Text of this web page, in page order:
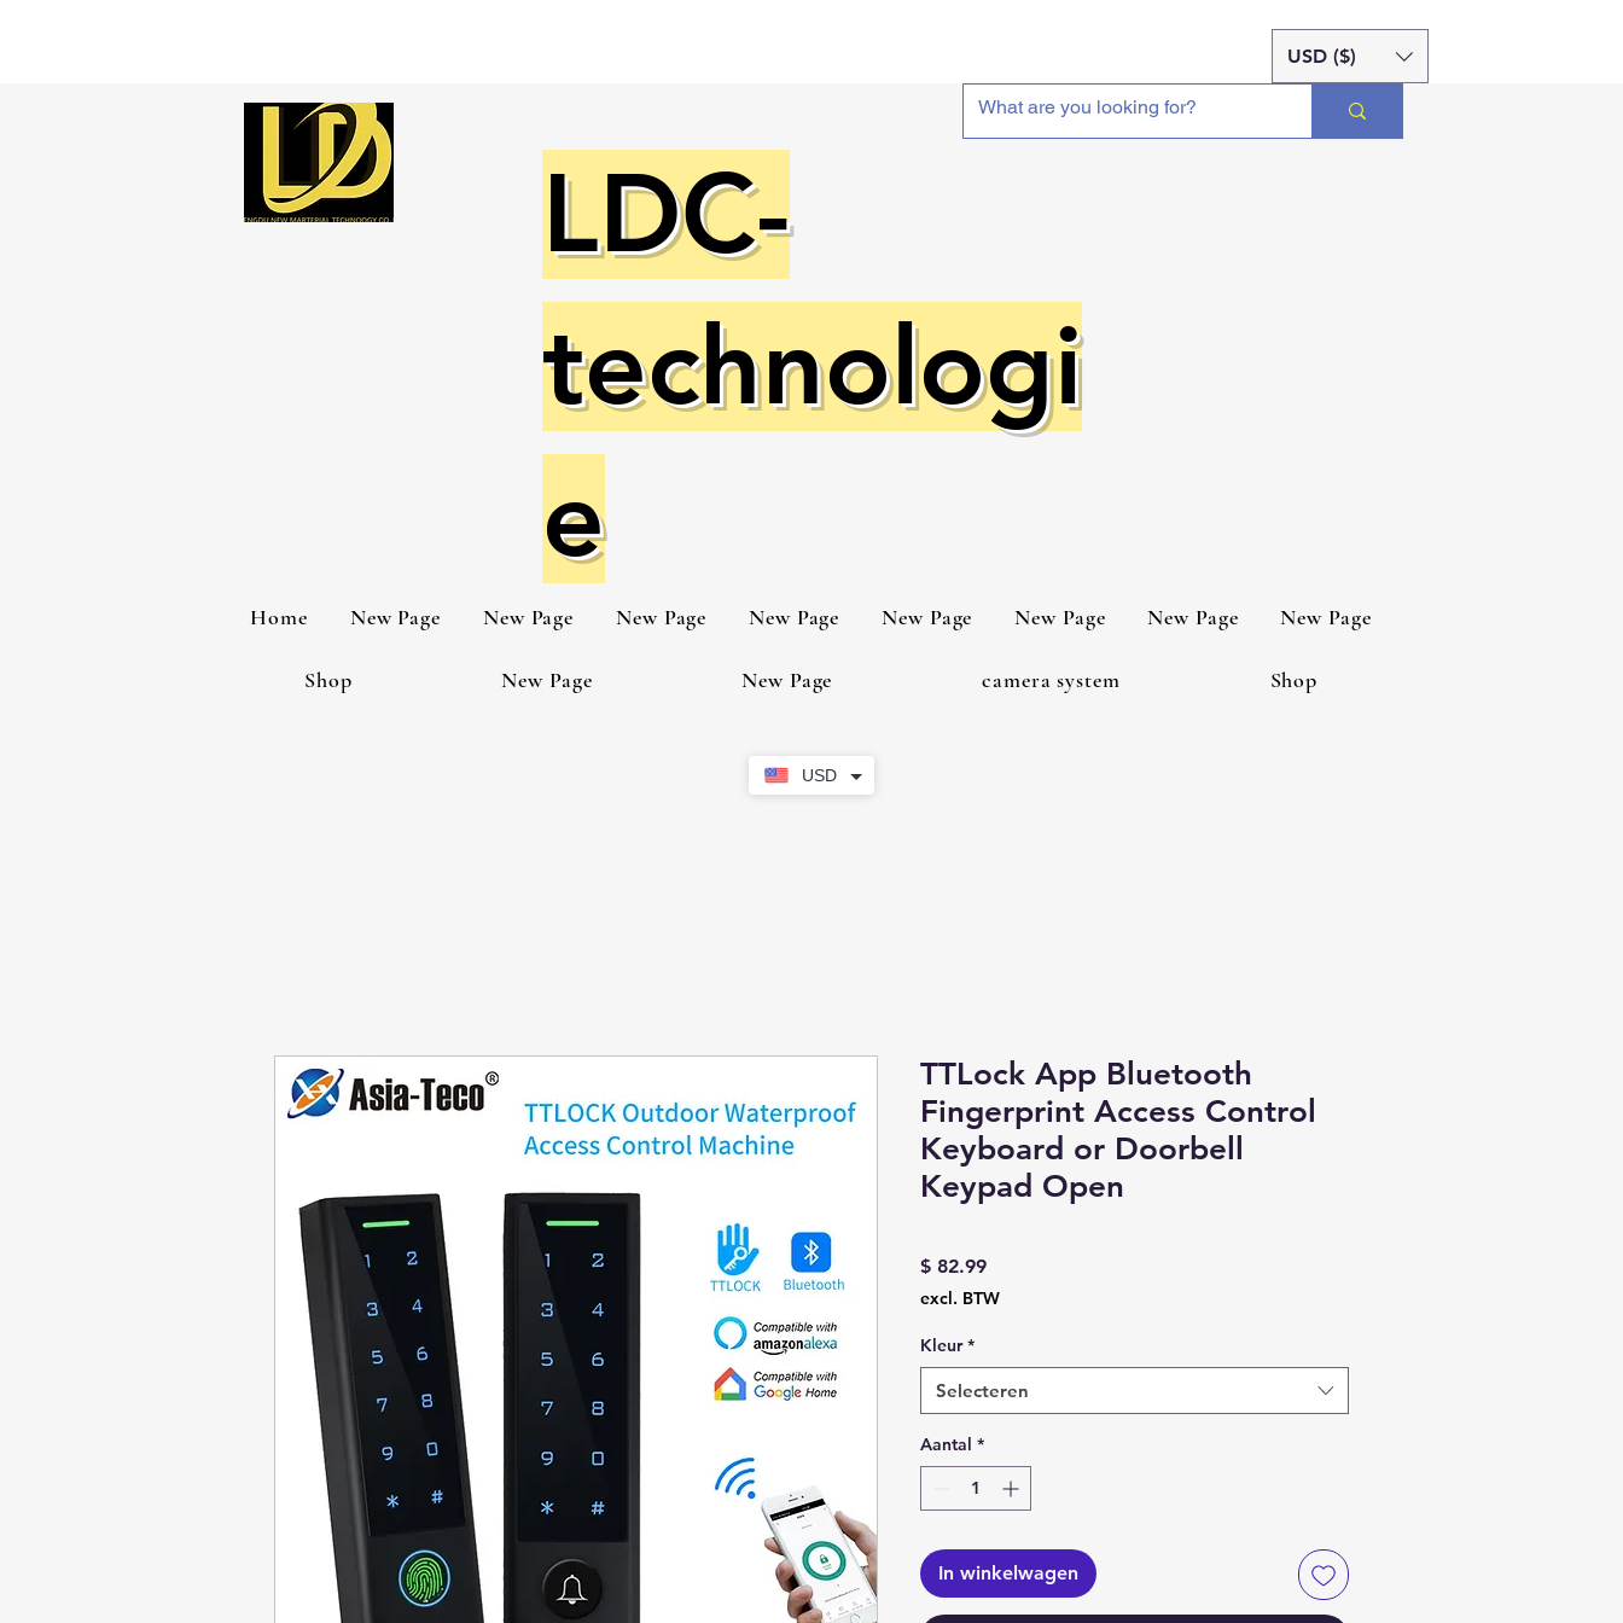
USD
USD ($)
LDC-
technologi
e
Home New Page New Page New Page New Page New Page New Page New Page New Page
Shop New Page New Page camera system Shop
TTLock App Bluetooth
Fingerprint Access Control
Keyboard or Doorbell
Keypad Open
$ 82.99Prijs
excl. BTW
Kleur *
Selecteren
Aantal *
In winkelwagen